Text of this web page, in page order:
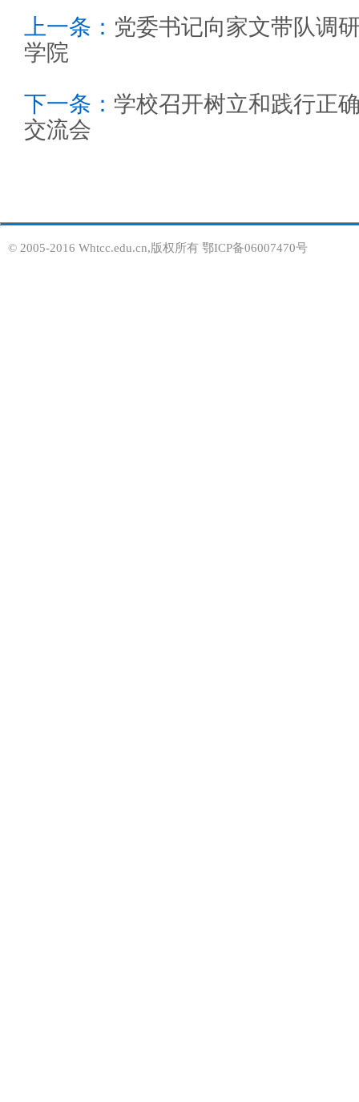
上一条： 党委书记向家文带队调
学院
下一条： 学校召开树立和践行正
交流会
© 2005-2016 Whtcc.edu.cn,版权所有 鄂ICP备06007470号